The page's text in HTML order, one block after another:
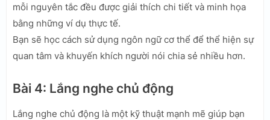
mỗi nguyên tắc đều được giải thích chi tiết và minh họa
bằng những ví dụ thực tế.
Bạn sẽ học cách sử dụng ngôn ngữ cơ thể để thể hiện sự
quan tâm và khuyến khích người nói chia sẻ nhiều hơn.
Bài 4: Lắng nghe chủ động
Lắng nghe chủ động là một kỹ thuật mạnh mẽ giúp bạn